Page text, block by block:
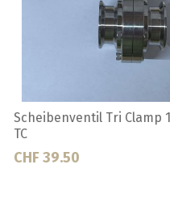
Blinddeckel DIN 32
CHF 22.50